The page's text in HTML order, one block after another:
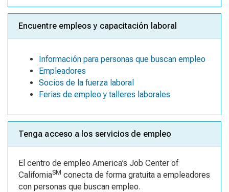
Encuentre empleos y capacitación laboral
Información para personas que buscan empleo
Empleadores
Socios de la fuerza laboral
Ferias de empleo y talleres laborales
Tenga acceso a los servicios de empleo
El centro de empleo America’s Job Center of
CaliforniaSM conecta de forma gratuita a empleadores
con personas que buscan empleo.